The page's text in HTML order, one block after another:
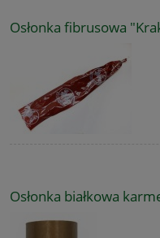
Osłonka fibrusowa
Osłonka białkowa